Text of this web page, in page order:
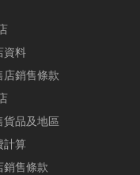
資料
店銷售條款
貨品及地區
計算
銷售條款